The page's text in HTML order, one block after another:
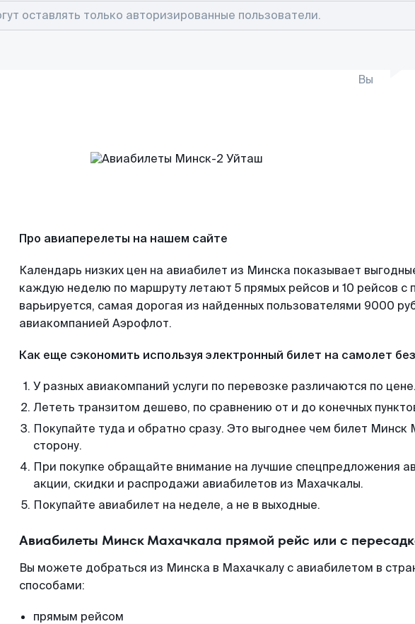
Вы
Про авиаперелеты на нашем сайте
Календарь низких цен на авиабилет из Минска показывает
каждую неделю по маршруту летают 5 прямых рейсов и 10 рейсов с
варьируется, самая дорогая из найденных пользователями 9000
авиакомпанией Аэрофлот.
Как еще сэкономить используя электронный билет на самолет
У разных авиакомпаний услуги по перевозке различаются по цене.
Лететь транзитом дешево, по сравнению от и до конечных
Покупайте туда и обратно сразу. Это выгоднее чем билет Минск
сторону.
При покупке обращайте внимание на лучшие спецпредложения
акции, скидки и распродажи авиабилетов из Махачкалы.
Покупайте авиабилет на неделе, а не в выходные.
Авиабилеты Минск Махачкала прямой рейс или с
Вы можете добраться из Минска в Махачкалу с авиабилетом в
способами:
прямым рейсом